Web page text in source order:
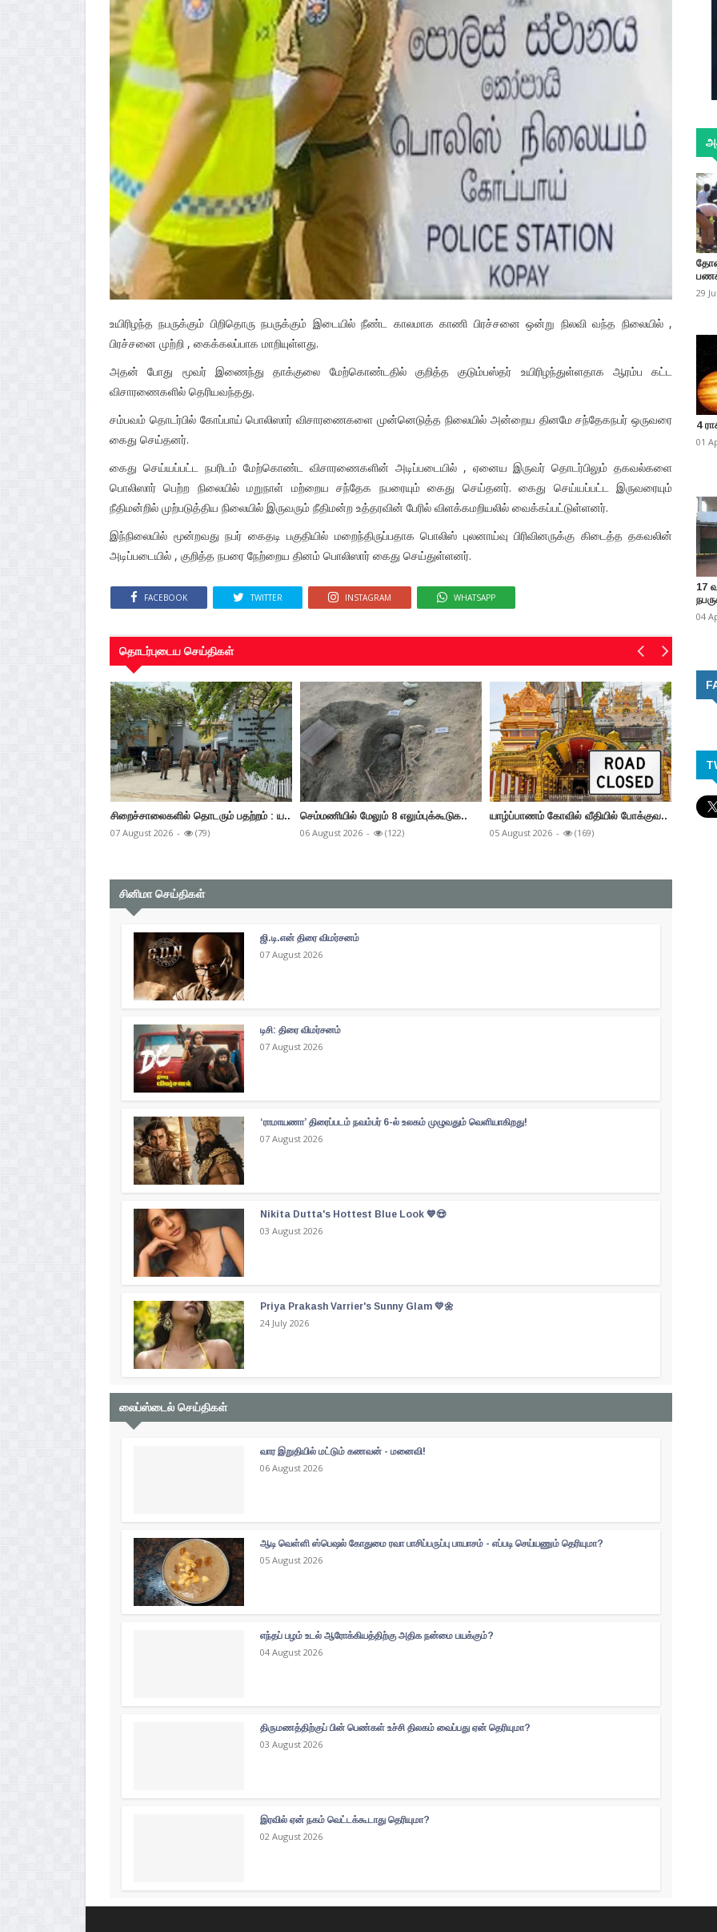
உயிரிழந்த நபருக்கும் பிறிதொரு நபருக்கும் இடையில் நீண்ட காலமாக காணி பிரச்சனை ஒன்று நிலவி வந்த நிலையில் ,
பிரச்சனை முற்றி , கைக்கலப்பாக மாறியுள்ளது.
அதன் போது மூவர் இணைந்து தாக்குலை மேற்கொண்டதில் குறித்த குடும்பஸ்தர் உயிரிழந்துள்ளதாக ஆரம்ப கட்ட
விசாரணைகளில் தெரியவந்தது.
சம்பவம் தொடர்பில் கோப்பாய் பொலிஸார் விசாரணைகளை முன்னெடுத்த நிலையில் அன்றைய தினமே சந்தேகநபர் ஒருவரை
கைது செய்தனர்.
கைது செய்யப்பட்ட நபரிடம் மேற்கொண்ட விசாரணைகளின் அடிப்படையில் , ஏனைய இருவர் தொடர்பிலும் தகவல்களை
பொலிஸார் பெற்ற நிலையில் மறுநாள் மற்றைய சந்தேக நபரையும் கைது செய்தனர். கைது செய்யப்பட்ட இருவரையும்
நீதிமன்றில் முற்படுத்திய நிலையில் இருவரும் நீதிமன்ற உத்தரவின் பேரில் விளக்கமறியலில் வைக்கப்பட்டுள்ளனர்.
இந்நிலையில் மூன்றவது நபர் கைதடி பகுதியில் மறைந்திருப்பதாக பொலிஸ் புலனாய்வு பிரிவினருக்கு கிடைத்த தகவலின்
அடிப்படையில் , குறித்த நபரை நேற்றைய தினம் பொலிஸார் கைது செய்துள்ளனர்.
FACEBOOK TWITTER INSTAGRAM WHATSAPP
தொடர்புடைய செய்திகள்
சிறைச்சாலைகளில் தொடரும் பதற்றம் : ய..
07 August 2026 - (79)
செம்மணியில் மேலும் 8 எலும்புக்கூடுக..
06 August 2026 - (122)
யாழ்ப்பாணம் கோவில் வீதியில் போக்குவ..
05 August 2026 - (169)
சினிமா செய்திகள்
ஜி.டி.என் திரை விமர்சனம்
07 August 2026
டிசி: திரை விமர்சனம்
07 August 2026
‘ராமாயணா’ திரைப்படம் நவம்பர் 6-ல் உலகம் முழுவதும் வெளியாகிறது!
07 August 2026
Nikita Dutta's Hottest Blue Look 💙😍
03 August 2026
Priya Prakash Varrier's Sunny Glam 💛🌼
24 July 2026
லைப்ஸ்டைல் செய்திகள்
வார இறுதியில் மட்டும் கணவன் - மனைவி!
06 August 2026
ஆடி வெள்ளி ஸ்பெஷல் கோதுமை ரவா பாசிப்பருப்பு பாயாசம் - எப்படி செய்யணும் தெரியுமா?
05 August 2026
எந்தப் பழம் உடல் ஆரோக்கியத்திற்கு அதிக நன்மை பயக்கும்?
04 August 2026
திருமணத்திற்குப் பின் பெண்கள் உச்சி திலகம் வைப்பது ஏன் தெரியுமா?
03 August 2026
இரவில் ஏன் நகம் வெட்டக்கூடாது தெரியுமா?
02 August 2026
29
4
01
17
04